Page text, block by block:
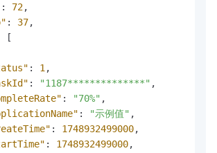
: 72,
: 37,
[
: 1 ,
: "1187**************" ,
: "70%" ,
: "示例值" ,
: 1748932499000,
: 1748932499000,